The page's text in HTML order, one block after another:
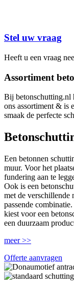
Stel uw vraag
Heeft u een vraag
Assortiment
Bij betonschutting.nl
ons assortiment & is
smaak de perfecte
Een betonnen
muur. Voor het
fundering aan te
Ook is een
met de verschillende
passende
kiest voor een
een duurzaam
meer >>
Offerte aanvragen